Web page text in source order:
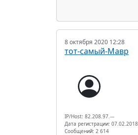
8 октября 2020 12:28
тот-самый-Мавр
IP/Host: 82.208.97.---
Дата регистрации: 07.02.2018
Сообщений: 2 614